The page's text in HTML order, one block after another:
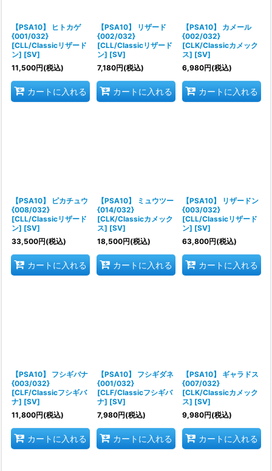
【PSA10】 ヒトカゲ
{001/032}
[CLL/Classicリザード
ン] [SV]
11,500円(税込)
カートに入れる
【PSA10】 リザード
{002/032}
[CLL/Classicリザード
ン] [SV]
7,180円(税込)
カートに入れる
【PSA10】 カメール
{002/032}
[CLK/Classicカメック
ス] [SV]
6,980円(税込)
カートに入れる
【PSA10】 ピカチュウ
{008/032}
[CLL/Classicリザード
ン] [SV]
33,500円(税込)
カートに入れる
【PSA10】 ミュウツー
{014/032}
[CLK/Classicカメック
ス] [SV]
18,500円(税込)
カートに入れる
【PSA10】 リザードン
{003/032}
[CLL/Classicリザード
ン] [SV]
63,800円(税込)
カートに入れる
【PSA10】 フシギバナ
{003/032}
[CLF/Classicフシギバ
ナ] [SV]
11,800円(税込)
カートに入れる
【PSA10】 フシギダネ
{001/032}
[CLF/Classicフシギバ
ナ] [SV]
7,980円(税込)
カートに入れる
【PSA10】 ギャラドス
{007/032}
[CLK/Classicカメック
ス] [SV]
9,980円(税込)
カートに入れる